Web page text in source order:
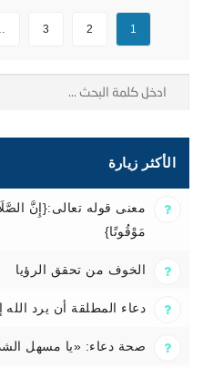
1
2
3
الأكثر زيارة
معنى قوله تعالى:{إِنَّ
مَوْقُوتًا}
الخوف من تحقق الرؤيا
دعاء المطلقة أن يرد الله
صحة دعاء: «يا مسهل